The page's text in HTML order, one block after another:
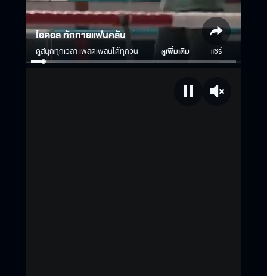
ไอดอล ทักทายแฟนคลับ
ดูสนุกทุกเวลา เพลิดเพลินได้ทุกวัน ดูเพิ่มเติม แชร์